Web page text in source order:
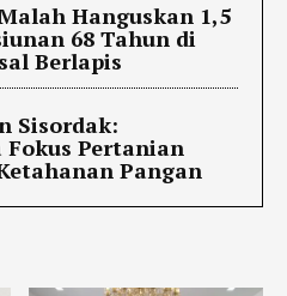
Hanguskan 1,5
68 Tahun di
Berlapis
Sisordak:
Pertanian
Pangan